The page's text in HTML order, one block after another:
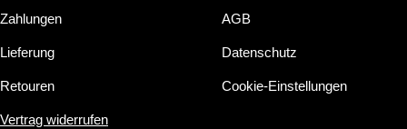
Zahlungen
Lieferung
Retouren
Vertrag widerrufen
AGB
Datenschutz
Cookie-Einstellungen